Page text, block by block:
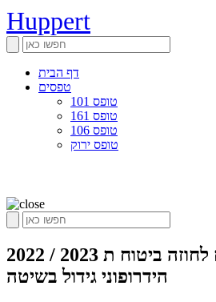
Huppert
דף הבית
טפסים
טופס 101
טופס 161
טופס 106
טופס ירוק
2022 / 2023 לעונת ירקות נספח לחוזה ביטוח ת
הידרופוני גידול בשיטה